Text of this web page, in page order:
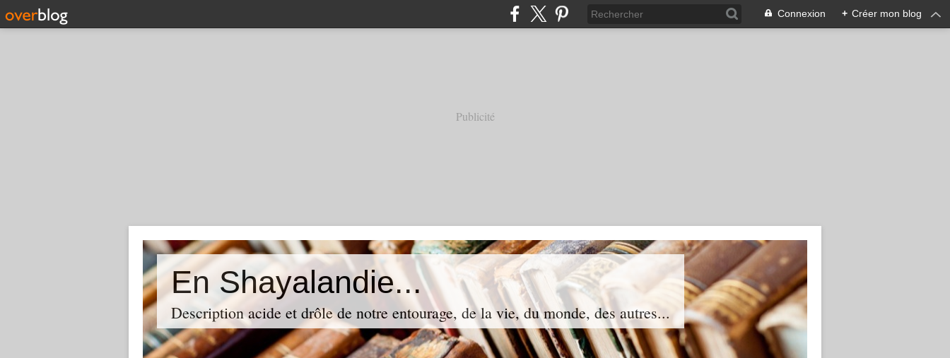
Connexion + Créer mon blog
Publicité
En Shayalandie...
Description acide et drôle de notre entourage, de la vie, du monde, des autres...